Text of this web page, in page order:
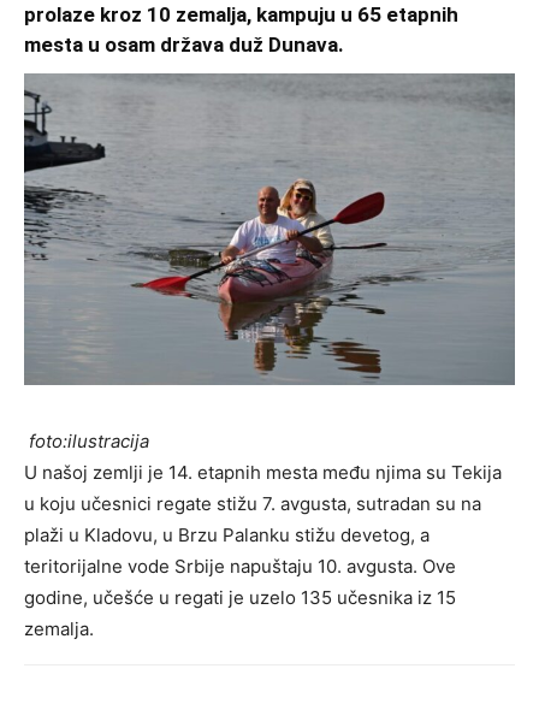
prolaze kroz 10 zemalja, kampuju u 65 etapnih
mesta u osam država duž Dunava.
foto:ilustracija
U našoj zemlji je 14. etapnih mesta među njima su Tekija
u koju učesnici regate stižu 7. avgusta, sutradan su na
plaži u Kladovu, u Brzu Palanku stižu devetog, a
teritorijalne vode Srbije napuštaju 10. avgusta. Ove
godine, učešće u regati je uzelo 135 učesnika iz 15
zemalja.